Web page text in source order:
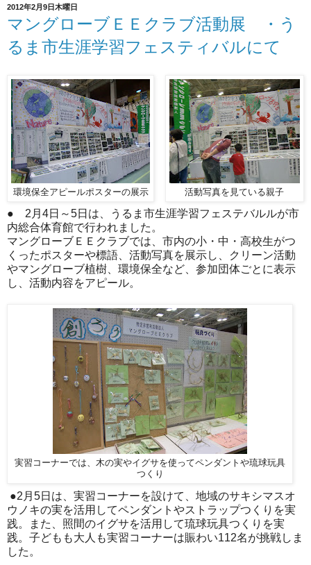
2012年2月9日木曜日
マングローブＥＥクラブ活動展 ・う
るま市生涯学習フェスティバルにて
環境保全アピールポスターの展示 活動写真を見ている親子
● 2月4日～5日は、うるま市生涯学習フェステバルルが市
内総合体育館で行われました。
マングローブＥＥクラブでは、市内の小・中・高校生がつ
くったポスターや標語、活動写真を展示し、クリーン活動
やマングローブ植樹、環境保全など、参加団体ごとに表示
し、活動内容をアピール。
実習コーナーでは、木の実やイグサを使ってペンダントや琉球玩具
つくり
●2月5日は、実習コーナーを設けて、地域のサキシマスオ
ウノキの実を活用してペンダントやストラップつくりを実
践。また、照間のイグサを活用して琉球玩具つくりを実
践。子どもも大人も実習コーナーは賑わい112名が挑戦しま
した。